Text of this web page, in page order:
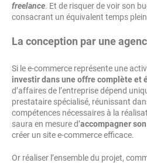
freelance. Et de risquer de voir son
consacrant un équivalent temps
La conception par une
Si le e-commerce représente une
investir dans une offre complète et
d’affaires de l’entreprise dépend
prestataire spécialisé, réunissant
compétences nécessaires à la
saura en mesure d’accompagner
créer un site e-commerce efficace.
Or réaliser l’ensemble du projet,